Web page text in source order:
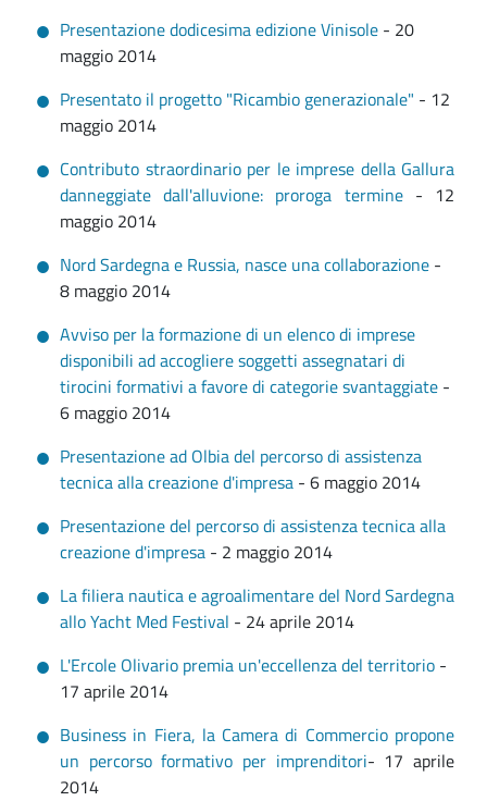
Presentazione dodicesima edizione Vinisole - 20
maggio 2014
Presentato il progetto "Ricambio generazionale" - 12
maggio 2014
Contributo straordinario per le imprese della Gallura
danneggiate dall'alluvione: proroga termine- 12
maggio 2014
Nord Sardegna e Russia, nasce una collaborazione -
8 maggio 2014
Avviso per la formazione di un elenco di imprese
disponibili ad accogliere soggetti assegnatari di
tirocini formativi a favore di categorie svantaggiate -
6 maggio 2014
Presentazione ad Olbia del percorso di assistenza
tecnica alla creazione d'impresa - 6 maggio 2014
Presentazione del percorso di assistenza tecnica alla
creazione d'impresa - 2 maggio 2014
La filiera nautica e agroalimentare del Nord Sardegna
allo Yacht Med Festival - 24 aprile 2014
L'Ercole Olivario premia un'eccellenza del territorio -
17 aprile 2014
Business in Fiera, la Camera di Commercio propone
un percorso formativo per imprenditori- 17 aprile
2014